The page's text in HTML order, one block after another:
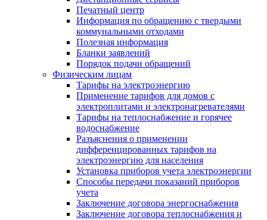
Печатный центр
Информация по обращению с твердыми
коммунальными отходами
Полезная информация
Бланки заявлений
Порядок подачи обращений
Физическим лицам
Тарифы на электроэнергию
Применение тарифов для домов с
электроплитами и электронагревателями
Тарифы на теплоснабжение и горячее
водоснабжение
Разъяснения о применении
дифференцированных тарифов на
электроэнергию для населения
Установка приборов учета электроэнергии
Способы передачи показаний приборов
учета
Заключение договора энергоснабжения
Заключение договора теплоснабжения и